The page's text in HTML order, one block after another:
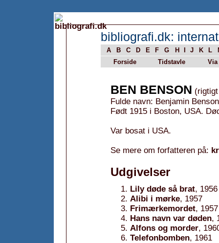
bibliografi.dk:
A B C D E F G H J K L
Forside
Tidstavle Via
BEN BENSON
Fulde navn: Benjamin Benson
Født 1915 i Boston, USA.
Var bosat i USA.
Se mere om forfatteren på:
Udgivelser
Lily døde så brat, 1956
Alibi i mørke, 1957
Frimærkemordet, 1957
Hans navn var døden,
Alfons og morder,
Telefonbomben, 1961